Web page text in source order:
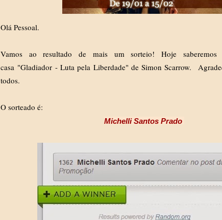
Olá Pessoal.
Vamos ao resultado de mais um sorteio! Hoje saberemos
casa "Gladiador - Luta pela Liberdade" de Simon Scarrow.
todos.
O sorteado é:
Michelli Santos Prado